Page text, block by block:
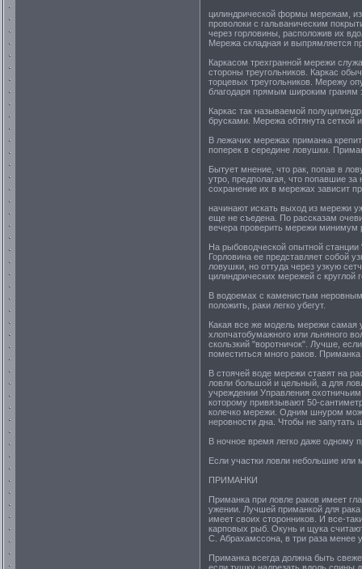
цилиндрической формы мережам,
проволоки с гальваническим
через горловины, расположив их
Мережа складная и выпрямляется
Каркасом трехгранной мережи
стороны треугольников. Каркас
торцевых треугольников. Мережу
благодаря прямым широким граням
Каркас так называемой
брусками. Мережа обтянута
В лежачих мережах приманка
поперек в середине ловушки.
Бытует мнение, что рак, попав в
утро, предполагая, что попавшие
сохранение их в мережах зависит
начинают искать выход из мережи
еще не съедена. По рассказам
вечера проверить мережи минимум
На рыбоводческой опытной станции
Горловина ее представляет собой
ловушки, но оттуда через узкую
цилиндрических мережей с круглой
В водоемах с каменистым неровным
положить, раки легко убегут.
Какая все же модель мережи самая
хлопчатобумажного или льняного
скользкий "воротничок". Лучше,
поместиться много раков.
В стоячей воде мережи ставят на
ловли большой и цельный, а для
учреждении Управления
которому привязывают 50-
колечко мережи. Одним шнуром
неровности дна. Чтобы не запутать
В ночное время легко даже одному
Если участки ловли небольшие
ПРИМАНКИ
Приманка при ловле раков имеет
ужении. Лучшей приманкой для рака
имеет своих сторонников. И все-
карповых рыб. Окунь и щука
С. Абрахамссона, в три раза менее
Приманка всегда должна быть